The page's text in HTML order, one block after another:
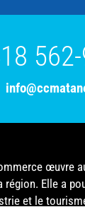
œuvre
région. Elle a
et le